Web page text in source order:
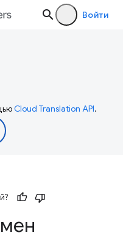
Войти
Cloud Translation API.